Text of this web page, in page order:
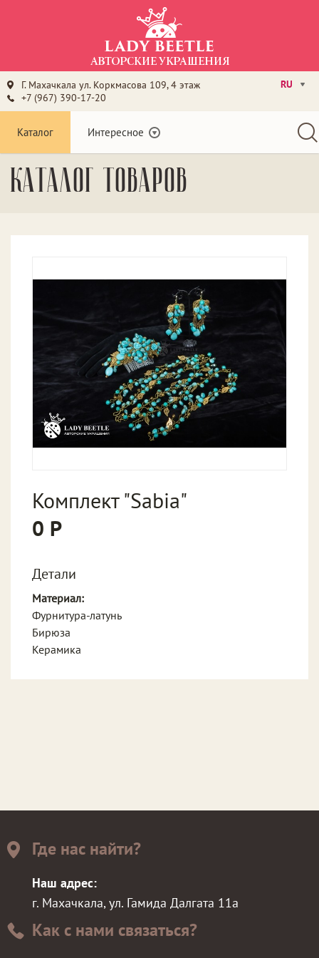
Г. Махачкала ул. Коркмасова 109, 4 этаж
+7 (967) 390-17-20
RU
Каталог Интересное
Каталог товаров
Комплект "Sabia"
0 Р
Детали
Материал:
Фурнитура-латунь
Бирюза
Керамика
Где нас найти?
Наш адрес:
г. Махачкала, ул. Гамида Далгата 11а
Как с нами связаться?